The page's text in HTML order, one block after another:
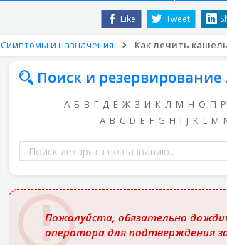
Like Tweet
Симптомы и назначения Как лечить
Поиск и резервирование
А Б В Г Д Е Ж З И К Л М Н О П Р
A B C D E F G H I J K L M
Поиск
лекарств
по
названию
Пожалуйста, обязательно
оператора для подтверждения